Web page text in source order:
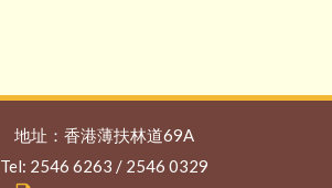
地址：香港薄扶林道69A
Tel: 2546 6263 / 2546 0329